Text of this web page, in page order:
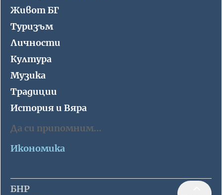
Живот БГ
Туризъм
Личности
Култура
Музика
Традиции
История и Вяра
Да си припомним…
Икономика
БНР